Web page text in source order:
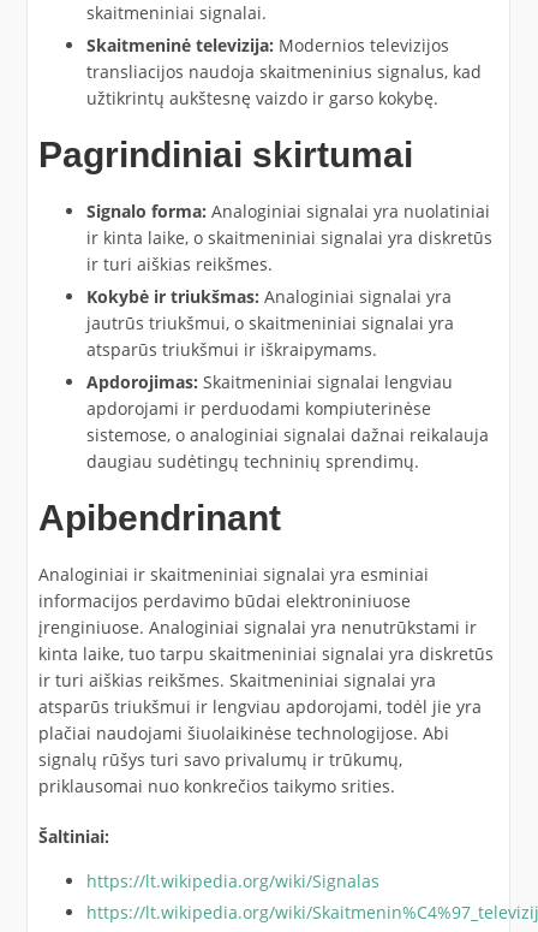
skaitmeniniai signalai.
Skaitmeninė televizija: Modernios televizijos
transliacijos naudoja skaitmeninius signalus, kad
užtikrintų aukštesnę vaizdo ir garso kokybę.
Pagrindiniai skirtumai
Signalo forma: Analoginiai signalai yra nuolatiniai
ir kinta laike, o skaitmeniniai signalai yra diskretūs
ir turi aiškias reikšmes.
Kokybė ir triukšmas: Analoginiai signalai yra
jautrūs triukšmui, o skaitmeniniai signalai yra
atsparūs triukšmui ir iškraipymams.
Apdorojimas: Skaitmeniniai signalai lengviau
apdorojami ir perduodami kompiuterinėse
sistemose, o analoginiai signalai dažnai reikalauja
daugiau sudėtingų techninių sprendimų.
Apibendrinant
Analoginiai ir skaitmeniniai signalai yra esminiai
informacijos perdavimo būdai elektroniniuose
įrenginiuose. Analoginiai signalai yra nenutrūkstami ir
kinta laike, tuo tarpu skaitmeniniai signalai yra diskretūs
ir turi aiškias reikšmes. Skaitmeniniai signalai yra
atsparūs triukšmui ir lengviau apdorojami, todėl jie yra
plačiai naudojami šiuolaikinėse technologijose. Abi
signalų rūšys turi savo privalumų ir trūkumų,
priklausomai nuo konkrečios taikymo srities.
Šaltiniai:
https://lt.wikipedia.org/wiki/Signalas
https://lt.wikipedia.org/wiki/